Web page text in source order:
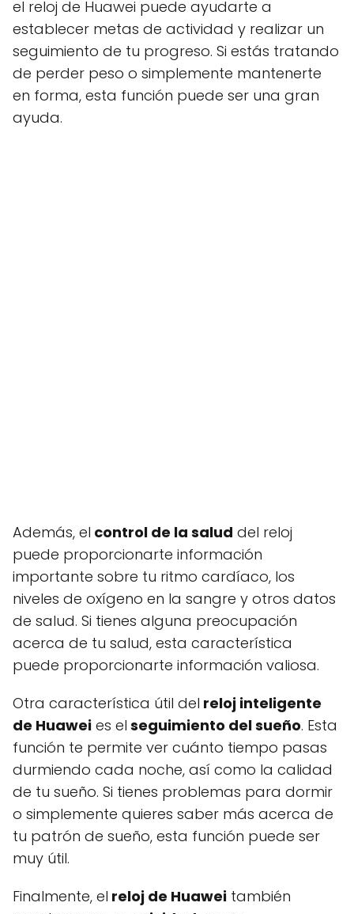
el reloj de Huawei puede ayudarte a
establecer metas de actividad y realizar un
seguimiento de tu progreso. Si estás tratando
de perder peso o simplemente mantenerte
en forma, esta función puede ser una gran
ayuda.
Además, el control de la salud del reloj
puede proporcionarte información
importante sobre tu ritmo cardíaco, los
niveles de oxígeno en la sangre y otros datos
de salud. Si tienes alguna preocupación
acerca de tu salud, esta característica
puede proporcionarte información valiosa.
Otra característica útil del reloj inteligente
de Huawei es el seguimiento del sueño. Esta
función te permite ver cuánto tiempo pasas
durmiendo cada noche, así como la calidad
de tu sueño. Si tienes problemas para dormir
o simplemente quieres saber más acerca de
tu patrón de sueño, esta función puede ser
muy útil.
Finalmente, el reloj de Huawei también